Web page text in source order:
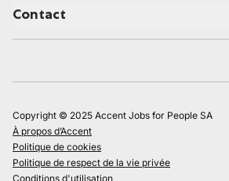
Contact
Copyright © 2025 Accent Jobs for People SA
À propos d’Accent
Politique de cookies
Politique de respect de la vie privée
Conditions d'utilisation